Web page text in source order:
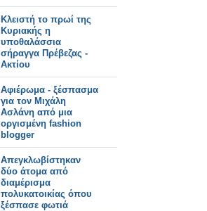
Κλειστή το πρωί της
Κυριακής η
υποθαλάσσια
σήραγγα Πρέβεζας -
Aκτίου
Αφιέρωμα - ξέσπασμα
για τον Μιχάλη
Ασλάνη από μια
οργισμένη fashion
blogger
Απεγκλωβίστηκαν
δύο άτομα από
διαμέρισμα
πολυκατοικίας όπου
ξέσπασε φωτιά